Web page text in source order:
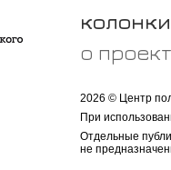
колонки
о
2026 © Центр
При
Отдельные
не